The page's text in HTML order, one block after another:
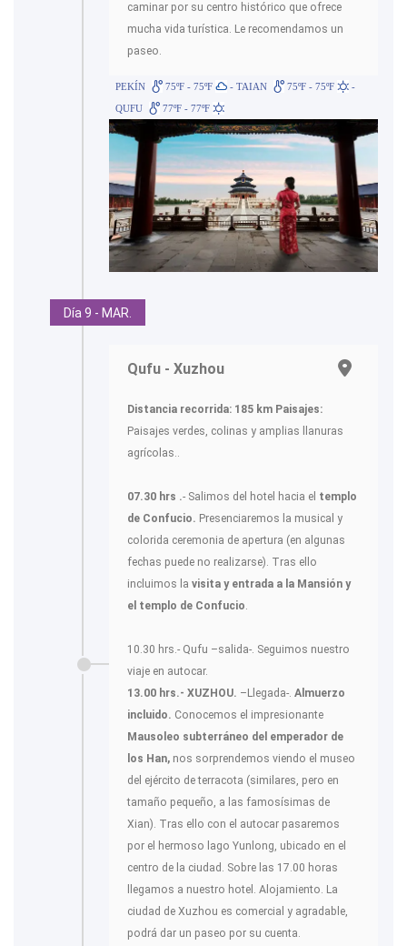
caminar por su centro histórico que ofrece
mucha vida turística. Le recomendamos un
paseo.
PEKÍN 75ºF - 75ºF - TAIAN 75ºF - 75ºF
-
QUFU
77ºF - 77ºF
Día 9 - MAR.
Qufu - Xuzhou
Distancia recorrida: 185 km Paisajes:
Paisajes verdes, colinas y amplias llanuras
agrícolas..
07.30 hrs .- Salimos del hotel hacia el templo
de Confucio. Presenciaremos la musical y
colorida ceremonia de apertura (en algunas
fechas puede no realizarse). Tras ello
incluimos la visita y entrada a la Mansión y
el templo de Confucio.
10.30 hrs.- Qufu –salida-. Seguimos nuestro
viaje en autocar.
13.00 hrs.- XUZHOU. –Llegada-. Almuerzo
incluido. Conocemos el impresionante
Mausoleo subterráneo del emperador de
los Han, nos sorprendemos viendo el museo
del ejército de terracota (similares, pero en
tamaño pequeño, a las famosísimas de
Xian). Tras ello con el autocar pasaremos
por el hermoso lago Yunlong, ubicado en el
centro de la ciudad. Sobre las 17.00 horas
llegamos a nuestro hotel. Alojamiento. La
ciudad de Xuzhou es comercial y agradable,
podrá dar un paseo por su cuenta.